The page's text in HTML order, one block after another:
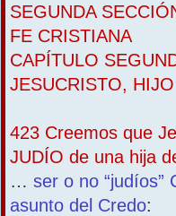
s
s
a
g
e
SEGUNDA
FE CRISTIANA
CAPÍTULO
JESUCRISTO,
423 Creemos que
JUDÍO de una hija
… ser o no “judíos”
asunto del Credo: